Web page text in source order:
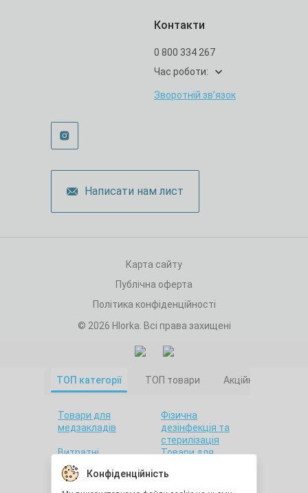
Написати нам лист
Контакти
0 800 334 267
Час роботи:
Зворотній зв’язок
Карта сайту
Публічна оферта
Політика конфіденційності
© 2026 Hlorka. Всі права захищені
Конфіденційність
ТОП категорії ТОП товари Акційні товари
Товари для
медзакладів
Фізична
дезінфекція та
стерилізація
Витратні
матеріали
Товари для
Товари для дому
Санітарна гігієна
Товари для
Товари для